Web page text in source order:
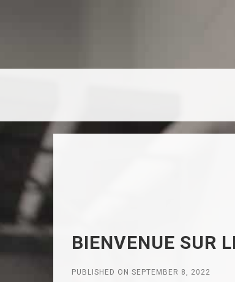
BIENVENUE SUR
PUBLISHED ON SEPTEMBER 8, 2022